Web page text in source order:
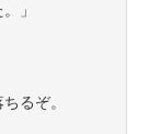
」
るぞ。